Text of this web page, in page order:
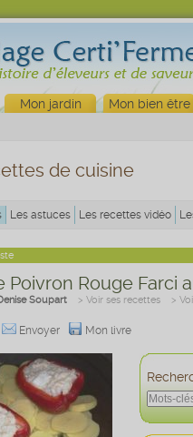
Mon jardin Mon bien être
de cuisine
Les astuces Les recettes vidéo
Poivron Rouge Farci
Soupart > Voir ses recettes >
Envoyer Mon livre